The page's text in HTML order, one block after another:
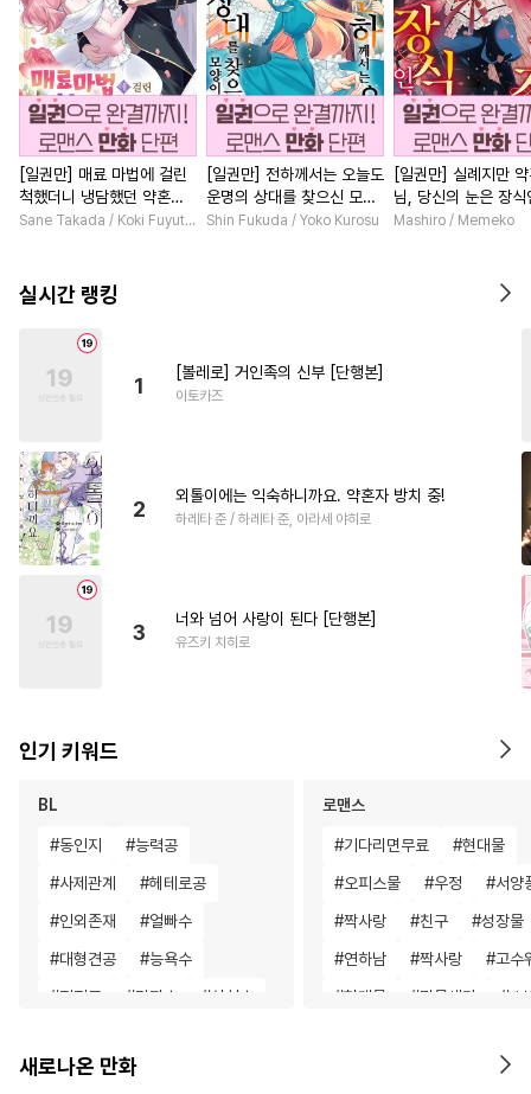
[일권만] 매료 마법에 걸린
척했더니 냉담했던 약혼자
가 맹목적인 사랑꾼이 되었
Sane Takada / Koki Fuyutsuki
[일권만] 전하께서는 오늘도
운명의 상대를 찾으신 모양
이네요 (웃음) [단행본]
Shin Fukuda / Yoko Kurosu
[일권만] 실례지만
님, 당신의 눈은 장식
요? [단행본]
Mashiro / Memeko
실시간 랭킹
1
[볼레로] 거인족의 신부 [단행본]
이토카즈
2
외톨이에는 익숙하니까요. 약혼자 방치 중!
하레타 준 / 하레타 준, 아라세 야히로
3
너와 넘어 사랑이 된다 [단행본]
유즈키 치히로
인기 키워드
BL
#동인지 #능력공
#사제관계 #헤테로공
#인외존재 #얼빠수
#대형견공 #능욕수
#직진공 #감자수 #상처수
#적극수 #능력수
로맨스
#기다리면무료 #현대물
#오피스물 #우정 #서양
#짝사랑 #친구 #성장물
#연하남 #짝사랑 #고수
#현대물 #명문세가 # 소
새로나온 만화